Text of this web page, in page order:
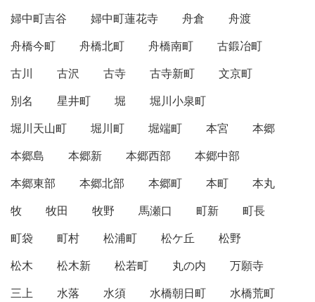
婦中町吉谷
婦中町蓮花寺 舟倉
舟渡
舟橋今町
舟橋北町 舟橋南町
古鍛冶町
古川
古沢 古寺 古寺新町
文京町
別名
星井町 堀
堀川小泉町
堀川天山町
堀川町 堀端町 本宮
本郷
本郷島
本郷新 本郷西部
本郷中部
本郷東部
本郷北部 本郷町 本町
本丸
牧
牧田 牧野 馬瀬口 町新
町長
町袋
町村 松浦町 松ケ丘
松野
松木
松木新 松若町 丸の内
万願寺
三上
水落 水須 水橋朝日町
水橋荒町